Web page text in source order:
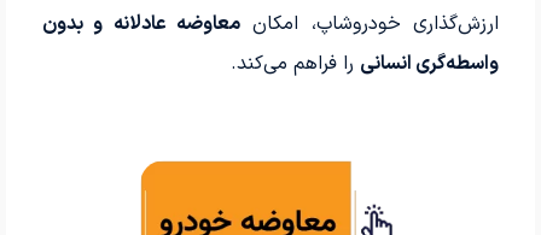
ارزش‌گذاری خودروشاپ، امکان معاوضه عادلانه و بدون
واسطه‌گری انسانی را فراهم می‌کند.